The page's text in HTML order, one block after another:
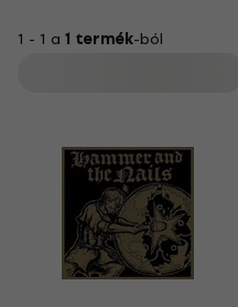
1 - 1 a 1 termék-ból